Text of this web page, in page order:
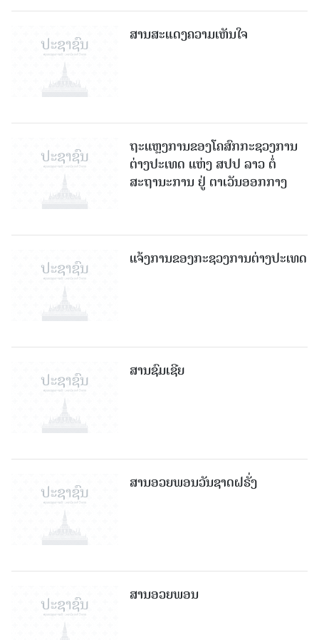
ສານສະແດງຄວາມເຫັນໃຈ
ຖະແຫຼງການຂອງໂຄສົກກະຊວງການ
ຕ່າງປະເທດ ແຫ່ງ ສປປ ລາວ ຕໍ່
ສະຖານະການ ຢູ່ ຕາເວັນອອກກາງ
ແຈ້ງການຂອງກະຊວງການຕ່າງປະເທດ
ສານຊົມເຊີຍ
ສານອວຍພອນວັນຊາດຝຣັ່ງ
ສານອວຍພອນ